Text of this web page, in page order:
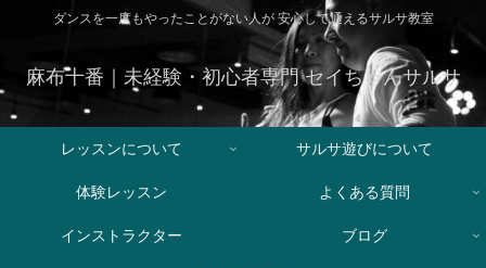
ダンスを一度もやったことがない人が 安心して通えるサルサ教室
麻布十番｜未経験・初心者専門 セイちゃんサルサ
レッスンについて サルサ遊びについて
体験レッスン よくある質問
インストラクター ブログ